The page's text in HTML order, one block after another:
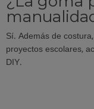
Sí. Además de
proyectos escolares,
DIY.